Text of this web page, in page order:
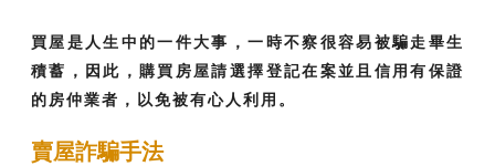
買屋是人生中的一件大事，一時不察很容易被騙走畢生
積蓄，因此，購買房屋請選擇登記在案並且信用有保證
的房仲業者，以免被有心人利用。
賣屋詐騙手法